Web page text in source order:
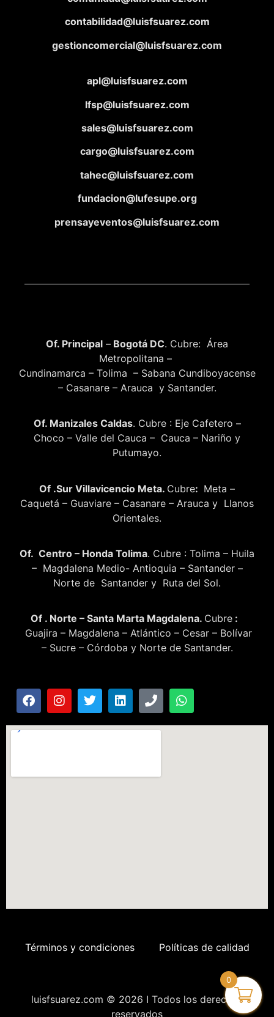
contabilidad@luisfsuarez.com
gestioncomercial@luisfsuarez.com
apl@luisfsuarez.com
lfsp@luisfsuarez.com
sales@luisfsuarez.com
cargo@luisfsuarez.com
tahec@luisfsuarez.com
fundacion@lufesupe.org
prensayeventos@luisfsuarez.com
Of. Principal – Bogotá DC. Cubre: Área
Metropolitana –
Cundinamarca – Tolima – Sabana Cundiboyacense
– Casanare – Arauca y Santander.
Of. Manizales Caldas. Cubre : Eje Cafetero –
Choco – Valle del Cauca – Cauca – Nariño y
Putumayo.
Of .Sur Villavicencio Meta. Cubre: Meta –
Caquetá – Guaviare – Casanare – Arauca y Llanos
Orientales.
Of. Centro – Honda Tolima. Cubre : Tolima – Huila
– Magdalena Medio- Antioquia – Santander –
Norte de Santander y Ruta del Sol.
Of . Norte – Santa Marta Magdalena. Cubre :
Guajira – Magdalena – Atlántico – Cesar – Bolívar
– Sucre – Córdoba y Norte de Santander.
Términos y condiciones Políticas de calidad
luisfsuarez.com © 2026 I Todos los derechos
reservados
0